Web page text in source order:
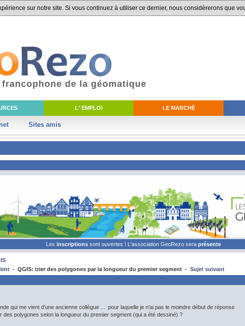
sur notre site. Si vous continuez à utiliser ce dernier, nous considèrerons que
L' EMPLOI LE MARCHÉ
Sites amis
de la géomatique
Les inscriptions sont ouvertes ! L'association GeoRezo sera présente
- QGIS: trier des polygones par la longueur du premier segment - Sujet suivant
qui me vient d'une ancienne collègue ... pour laquelle je n'ai pas le moindre début de réponse
des polygones selon la longueur du premier segment (qui a été dessiné) ?